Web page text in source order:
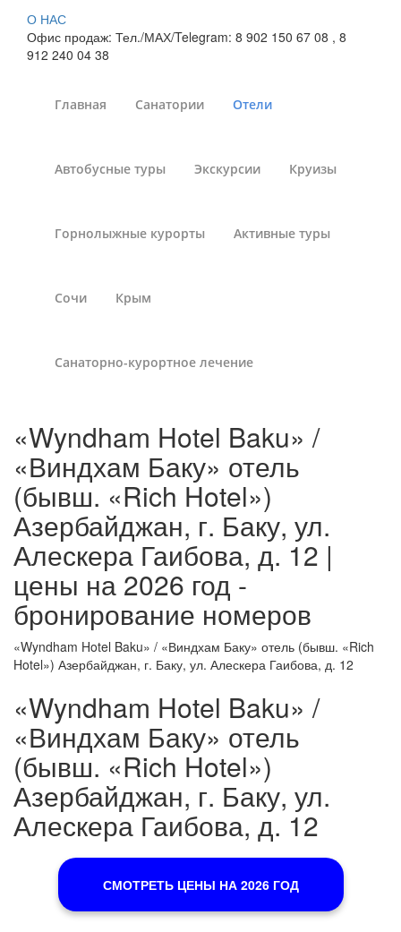
О НАС
Офис продаж: Тел./МАХ/Telegram: 8 902 150 67 08 , 8
912 240 04 38
Главная Санатории Отели
Автобусные туры Экскурсии Круизы
Горнолыжные курорты Активные туры
Сочи Крым
Санаторно-курортное лечение
«Wyndham Hotel Baku» /
«Виндхам Баку» отель,
Азербайджан, г. Баку :
бронирование номеров
на 2026 год
«Wyndham Hotel Baku» /
«Виндхам Баку» отель
(бывш. «Rich Hotel»)
Азербайджан, г. Баку, ул.
Алескера Гаибова, д. 12 |
цены на 2026 год -
бронирование номеров
«Wyndham Hotel Baku» / «Виндхам Баку» отель (бывш. «Rich
Hotel») Азербайджан, г. Баку, ул. Алескера Гаибова, д. 12
«Wyndham Hotel Baku» /
«Виндхам Баку» отель
(бывш. «Rich Hotel»)
Азербайджан, г. Баку, ул.
Алескера Гаибова, д. 12
СМОТРЕТЬ ЦЕНЫ НА 2026 ГОД